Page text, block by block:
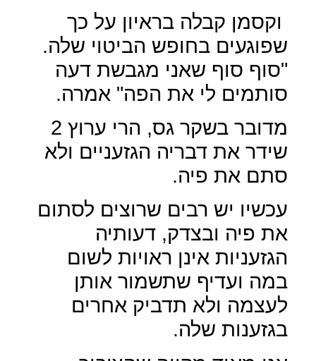
וקסמן קבלה בראיון על כך
שפוגעים בחופש הביטוי שלה.
"סוף סוף שאני מגבשת דעה
סותמים לי את הפה" אמרה.
מדובר בשקר גס, הרי ערוץ 2
שידר את דבריה הגזעניים ולא
סתם את פיה.
עכשיו יש רבים שרוצים לסתום
את פיה ובצדק, דעותיה
הגזעניות אינן ראויות לשום
במה ועדיף שתשמור אותן
לעצמה ולא תדביק אחרים
בגזענות שלה.